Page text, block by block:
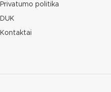
Privatumo politika
DUK
Kontaktai